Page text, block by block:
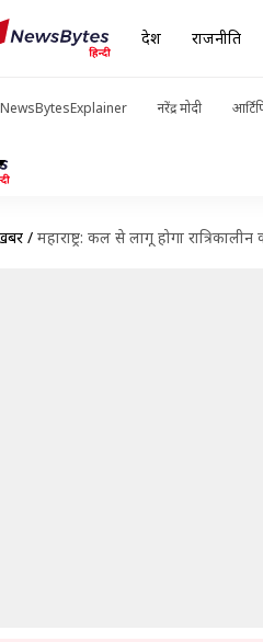
देश राजनीति
नरेंद्र मोदी
/ महाराष्ट्र: कल से लागू होगा